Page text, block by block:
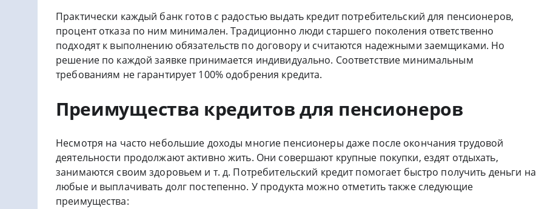
Практически каждый банк готов с радостью выдать кредит потребительский для пенсионеров,
процент отказа по ним минимален. Традиционно люди старшего поколения ответственно
подходят к выполнению обязательств по договору и считаются надежными заемщиками. Но
решение по каждой заявке принимается индивидуально. Соответствие минимальным
требованиям не гарантирует 100% одобрения кредита.
Преимущества кредитов для пенсионеров
Несмотря на часто небольшие доходы многие пенсионеры даже после окончания трудовой
деятельности продолжают активно жить. Они совершают крупные покупки, ездят отдыхать,
занимаются своим здоровьем и т. д. Потребительский кредит помогает быстро получить деньги на
любые и выплачивать долг постепенно. У продукта можно отметить также следующие
преимущества: